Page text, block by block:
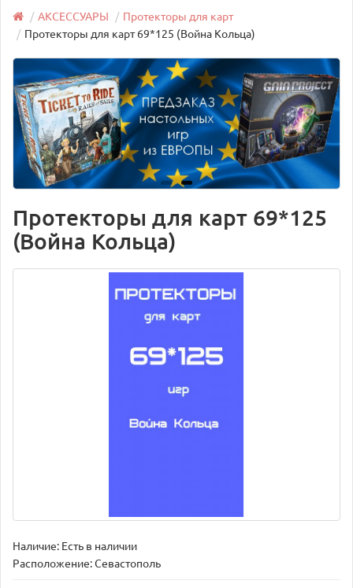
АКСЕССУАРЫ
Протекторы для карт
Протекторы для карт 69*125 (Война Кольца)
Протекторы для карт 69*125
(Война Кольца)
Наличие: Есть в наличии
Расположение: Севастополь